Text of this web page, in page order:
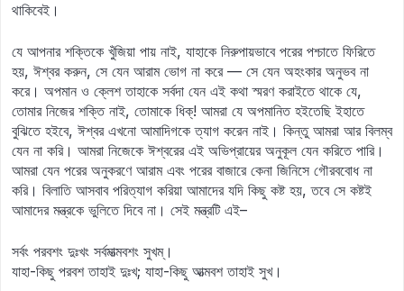
থাকিবেই।
যে আপনার শক্তিকে খুঁজিয়া পায় নাই, যাহাকে নিরুপায়ভাবে পরের পশ্চাতে ফিরিতে
হয়, ঈশ্বর করুন, সে যেন আরাম ভোগ না করে — সে যেন অহংকার অনুভব না
করে। অপমান ও ক্লেশ তাহাকে সর্বদা যেন এই কথা স্মরণ করাইতে থাকে যে,
তোমার নিজের শক্তি নাই, তোমাকে ধিক্‌! আমরা যে অপমানিত হইতেছি ইহাতে
বুঝিতে হইবে, ঈশ্বর এখনো আমাদিগকে ত্যাগ করেন নাই। কিন্তু আমরা আর বিলম্ব
যেন না করি। আমরা নিজেকে ঈশ্বরের এই অভিপ্রায়ের অনুকূল যেন করিতে পারি।
আমরা যেন পরের অনুকরণে আরাম এবং পরের বাজারে কেনা জিনিসে গৌরববোধ না
করি। বিলাতি আসবাব পরিত্যাগ করিয়া আমাদের যদি কিছু কষ্ট হয়, তবে সে কষ্টই
আমাদের মন্ত্রকে ভুলিতে দিবে না। সেই মন্ত্রটি এই–
সর্বং পরবশং দুঃখং সর্বমাত্মবশং সুখম্‌।
যাহা-কিছু পরবশ তাহাই দুঃখ; যাহা-কিছু আত্মবশ তাহাই সুখ।